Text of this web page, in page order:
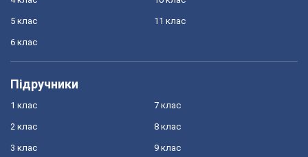
5 клас
6 клас
11 клас
Підручники
1 клас
2 клас
3 клас
7 клас
8 клас
9 клас